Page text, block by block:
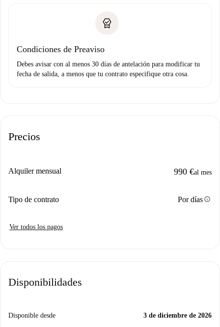
Condiciones de Preaviso
Debes avisar con al menos 30 días de antelación para modificar tu
fecha de salida, a menos que tu contrato especifique otra cosa.
Precios
Alquiler mensual 990 €al mes
Tipo de contrato Por díasinfo
Ver todos los pagos
Disponibilidades
Disponible desde 3 de diciembre de 2026